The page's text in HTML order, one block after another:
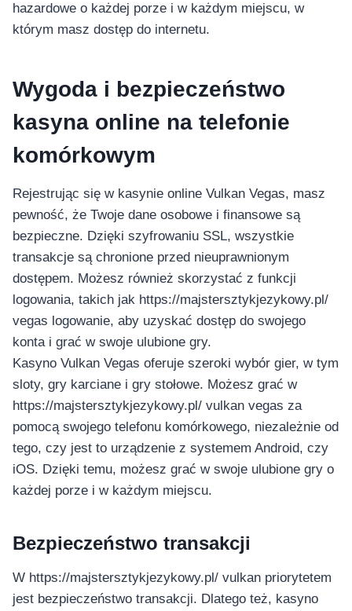
hazardowe o każdej porze i w każdym miejscu, w
którym masz dostęp do internetu.
Wygoda i bezpieczeństwo
kasyna online na telefonie
komórkowym
Rejestrując się w kasynie online Vulkan Vegas, masz
pewność, że Twoje dane osobowe i finansowe są
bezpieczne. Dzięki szyfrowaniu SSL, wszystkie
transakcje są chronione przed nieuprawnionym
dostępem. Możesz również skorzystać z funkcji
logowania, takich jak https://majstersztykjezykowy.pl/
vegas logowanie, aby uzyskać dostęp do swojego
konta i grać w swoje ulubione gry.
Kasyno Vulkan Vegas oferuje szeroki wybór gier, w tym
sloty, gry karciane i gry stołowe. Możesz grać w
https://majstersztykjezykowy.pl/ vulkan vegas za
pomocą swojego telefonu komórkowego, niezależnie od
tego, czy jest to urządzenie z systemem Android, czy
iOS. Dzięki temu, możesz grać w swoje ulubione gry o
każdej porze i w każdym miejscu.
Bezpieczeństwo transakcji
W https://majstersztykjezykowy.pl/ vulkan priorytetem
jest bezpieczeństwo transakcji. Dlatego też, kasyno